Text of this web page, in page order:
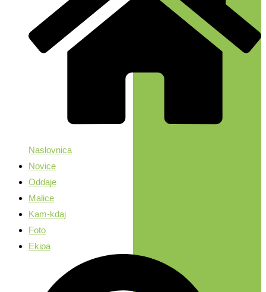
Naslovnica
Novice
Oddaje
Malice
Kam-kdaj
Foto
Ekipa